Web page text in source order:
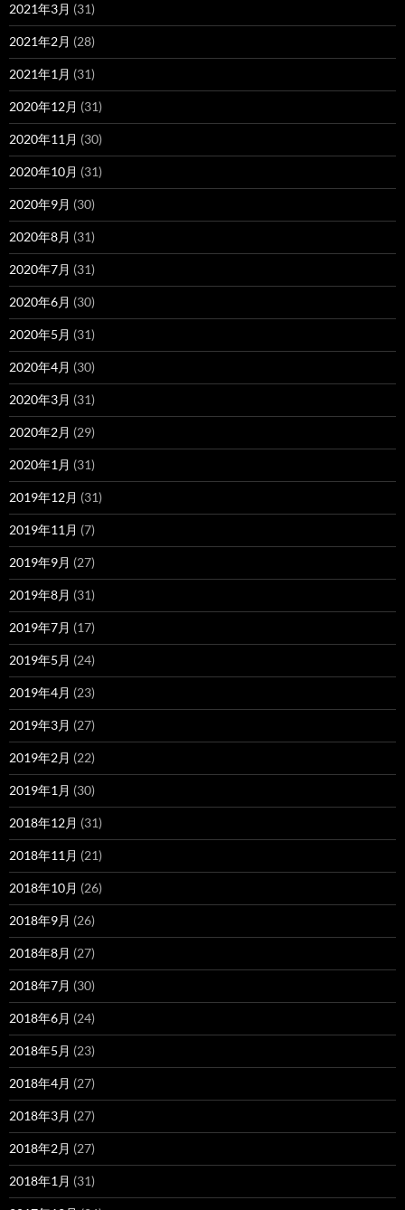
2021年3月 (31)
2021年2月 (28)
2021年1月 (31)
2020年12月 (31)
2020年11月 (30)
2020年10月 (31)
2020年9月 (30)
2020年8月 (31)
2020年7月 (31)
2020年6月 (30)
2020年5月 (31)
2020年4月 (30)
2020年3月 (31)
2020年2月 (29)
2020年1月 (31)
2019年12月 (31)
2019年11月 (7)
2019年9月 (27)
2019年8月 (31)
2019年7月 (17)
2019年5月 (24)
2019年4月 (23)
2019年3月 (27)
2019年2月 (22)
2019年1月 (30)
2018年12月 (31)
2018年11月 (21)
2018年10月 (26)
2018年9月 (26)
2018年8月 (27)
2018年7月 (30)
2018年6月 (24)
2018年5月 (23)
2018年4月 (27)
2018年3月 (27)
2018年2月 (27)
2018年1月 (31)